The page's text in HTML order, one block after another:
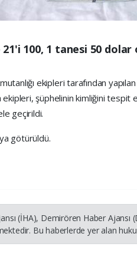
100, 1 tanesi 50
ekipleri tarafından
şüphelinin kimliğini tespit
geçirildi.
götürüldü.
(İHA), Demirören Haber
Bu haberlerde yer alan